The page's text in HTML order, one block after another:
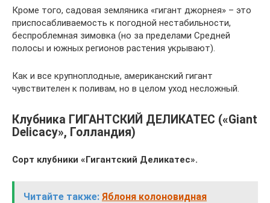
Кроме того, садовая земляника «гигант джорнея» – это
приспосабливаемость к погодной нестабильности,
беспроблемная зимовка (но за пределами Средней
полосы и южных регионов растения укрывают).
Как и все крупноплодные, американский гигант
чувствителен к поливам, но в целом уход несложный.
Клубника ГИГАНТСКИЙ ДЕЛИКАТЕС («Giant
Delicacy», Голландия)
Сорт клубники «Гигантский Деликатес».
Читайте также: Яблоня колоновидная